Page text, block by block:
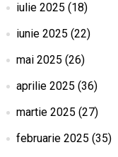
iulie 2025 (18)
iunie 2025 (22)
mai 2025 (26)
aprilie 2025 (36)
martie 2025 (27)
februarie 2025 (35)